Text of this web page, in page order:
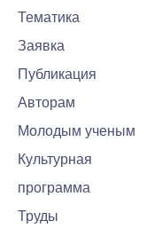
Тематика
Заявка
Публикация
Авторам
Молодым ученым
Культурная
программа
Труды